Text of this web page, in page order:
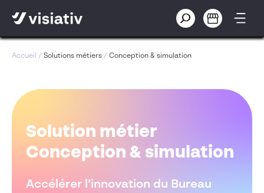
Accueil / Solutions métiers / Conception & simulation
Solution métier
Conception & simulation
Accélérer l’innovation du Bureau